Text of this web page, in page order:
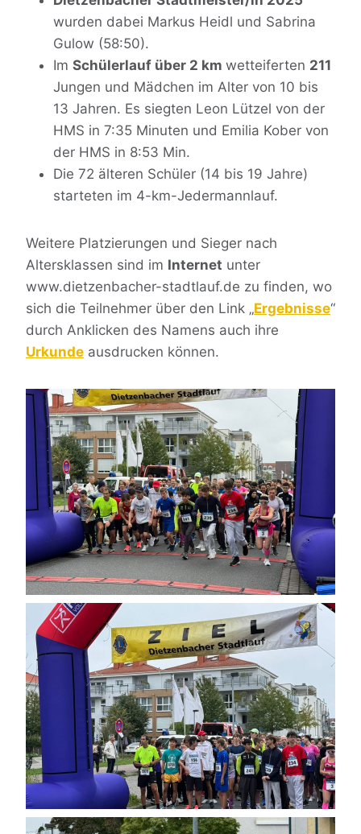
wurden dabei Markus Heidl und Sabrina
Gulow (58:50).
Im Schülerlauf über 2 km wetteiferten 211
Jungen und Mädchen im Alter von 10 bis
13 Jahren. Es siegten Leon Lützel von der
HMS in 7:35 Minuten und Emilia Kober von
der HMS in 8:53 Min.
Die 72 älteren Schüler (14 bis 19 Jahre)
starteten im 4-km-Jedermannlauf.
Weitere Platzierungen und Sieger nach
Altersklassen sind im Internet unter
www.dietzenbacher-stadtlauf.de zu finden, wo
sich die Teilnehmer über den Link „Ergebnisse“
durch Anklicken des Namens auch ihre
Urkunde ausdrucken können.